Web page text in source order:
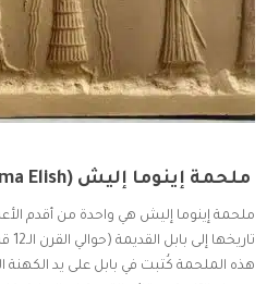
ملحمة إينوما إليش (Enuma Elish) البابلية
ملحمة إينوما إليش هي واحدة من أقدم
هذه الملحمة كُتبت في بابل على يد الكهنة